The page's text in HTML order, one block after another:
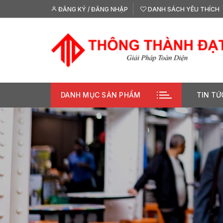
tới
ĐĂNG KÝ / ĐĂNG NHẬP DANH SÁCH YÊU THÍCH
DANH MỤC SẢN PHẨM TIN